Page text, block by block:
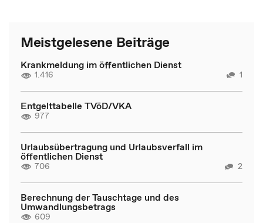
Meistgelesene Beiträge
Krankmeldung im öffentlichen Dienst
1.416 1
Entgelttabelle TVöD/VKA
977
Urlaubsübertragung und Urlaubsverfall im
öffentlichen Dienst
706 2
Berechnung der Tauschtage und des
Umwandlungsbetrags
609